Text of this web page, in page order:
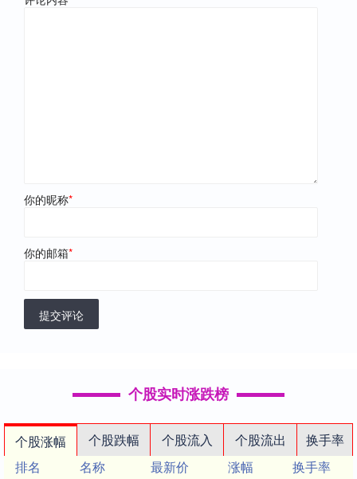
你的昵称*
你的邮箱*
提交评论
个股实时涨跌榜
个股涨幅 个股跌幅 个股流入 个股流出
换手率
排名
名称 最新价 涨幅
换手率